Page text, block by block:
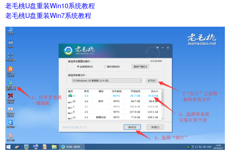
老毛桃U盘重装Win10系统教程
老毛桃U盘重装Win7系统教程